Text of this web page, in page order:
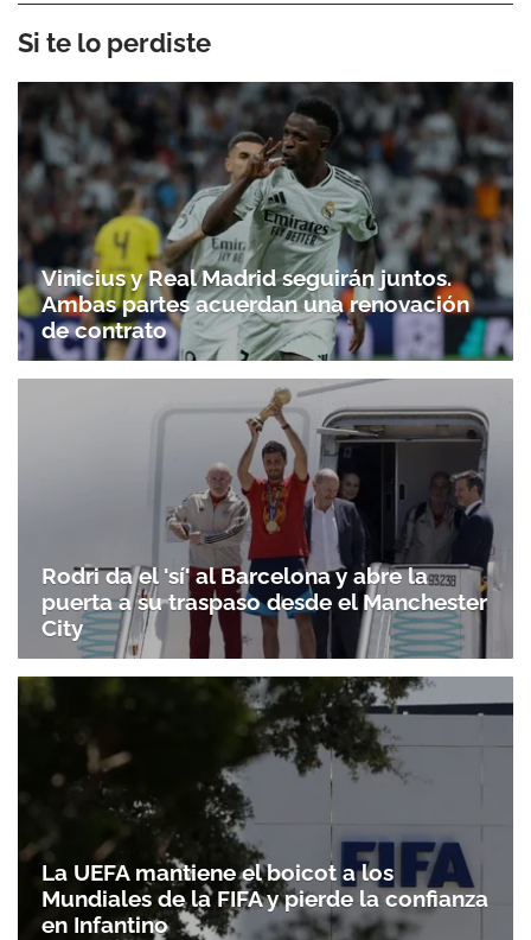
Si te lo perdiste
Vinicius y Real Madrid seguirán juntos.
Ambas partes acuerdan una renovación
de contrato
Rodri da el 'sí' al Barcelona y abre la
puerta a su traspaso desde el Manchester
City
La UEFA mantiene el boicot a los
Mundiales de la FIFA y pierde la confianza
en Infantino